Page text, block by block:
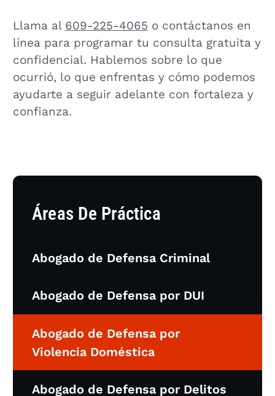
Áreas De Práctica
Abogado de Defensa Criminal
Abogado de Defensa por DUI
Abogado de Defensa por
Violencia Doméstica
Abogado de Defensa por Delitos
Llama al 609-225-4065 o contáctanos en
línea para programar tu consulta gratuita y
confidencial. Hablemos sobre lo que
ocurrió, lo que enfrentas y cómo podemos
ayudarte a seguir adelante con fortaleza y
confianza.